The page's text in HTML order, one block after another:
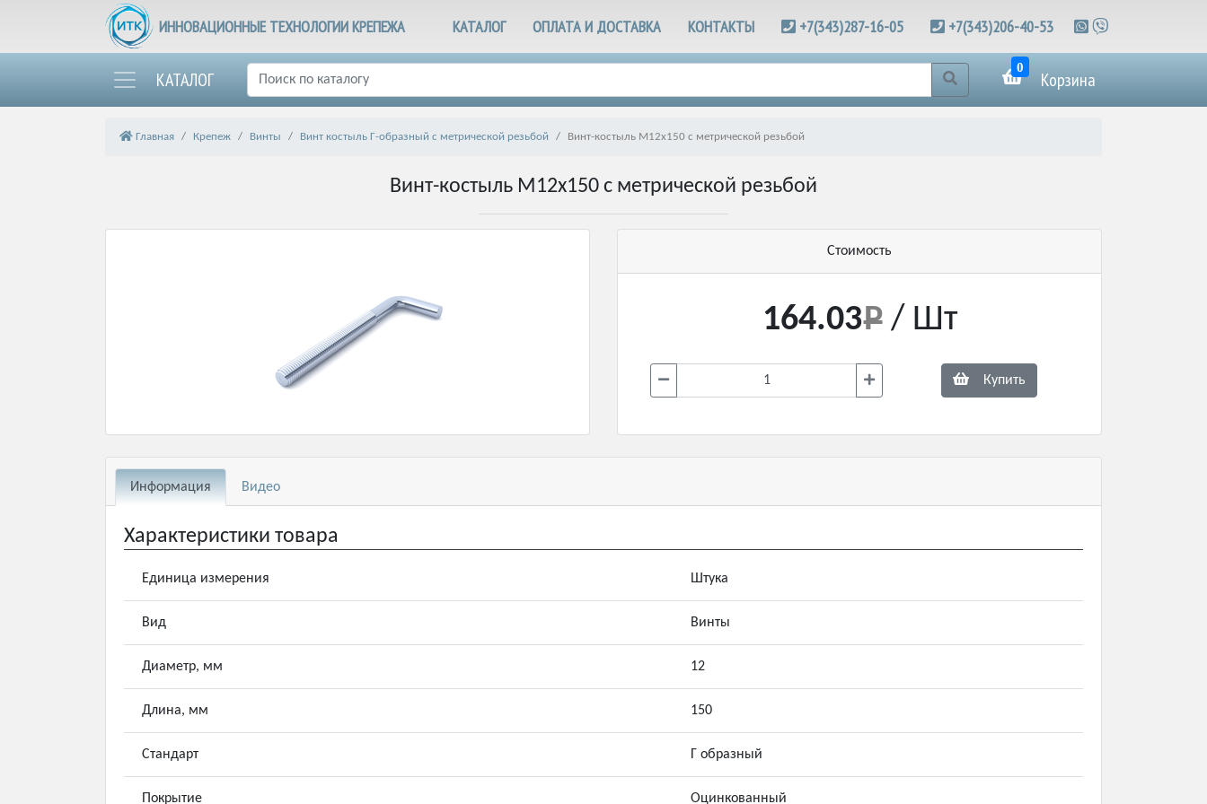
ИННОВАЦИОННЫЕ ТЕХНОЛОГИИ КРЕПЕЖА КАТАЛОГ ОПЛАТА И ДОСТАВКА КОНТАКТЫ +7(343)287-16-05 +7(343)206-40-53
КАТАЛОГ
0
Корзина
Главная Крепеж Винты Винт костыль Г-образный с метрической резьбой Винт-костыль М12х150 с метрической резьбой
Винт-костыль М12х150 с метрической резьбой
Стоимость
164.03 / Шт
Купить
Информация Видео
Характеристики товара
Единица измерения Штука
Вид Винты
Диаметр, мм 12
Длина, мм 150
Стандарт Г образный
Покрытие Оцинкованный